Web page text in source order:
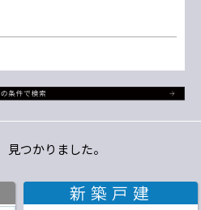
見つかりました。